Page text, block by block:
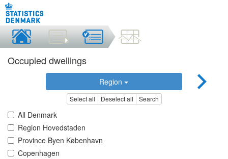
Occupied dwellings
Region
Select all Deselect all Search
All Denmark
Region Hovedstaden
Province Byen København
Copenhagen